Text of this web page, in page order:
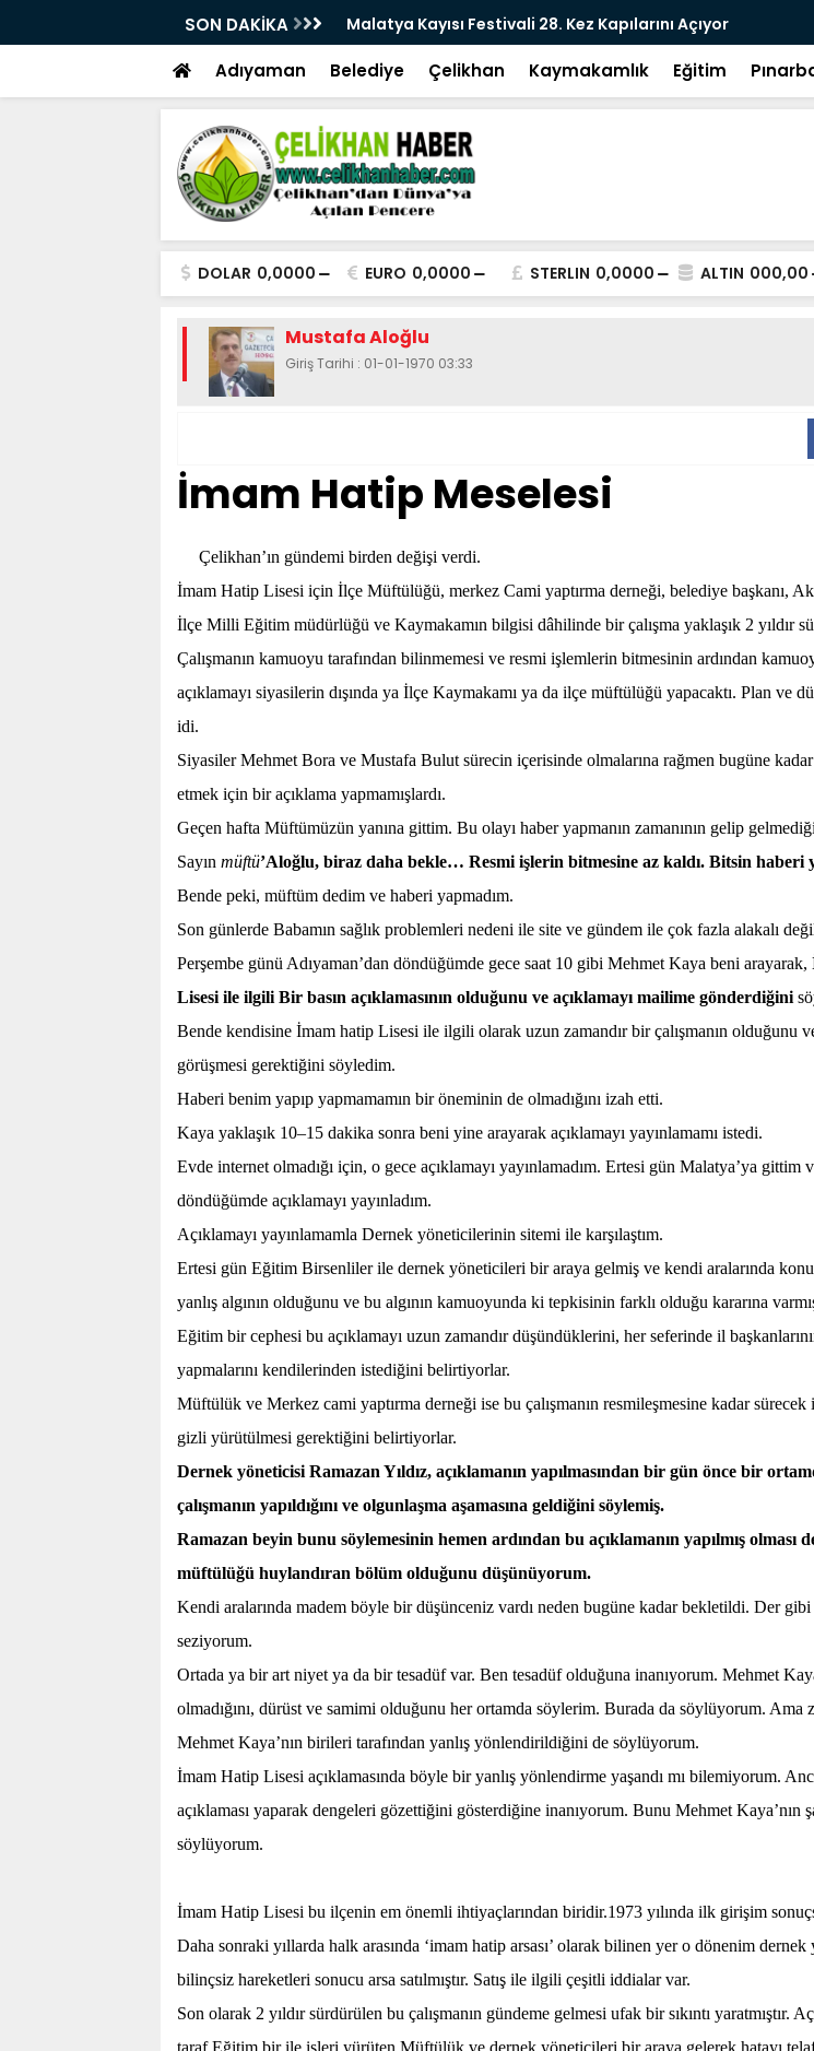
SON DAKİKA
Kez Kapılarını Açıyor Vesayetten Siyasete: DEM Parti’nin Tarihi Sınavı
Adıyaman Belediye Çelikhan Kaymakamlık Eğitim
DOLAR 0,0000 EURO 0,0000 STERLIN 0,0000 ALTIN 000,00
Mustafa Aloğlu
Giriş Tarihi : 01-01-1970 03:33
İmam Hatip Meselesi
Çelikhan’ın gündemi birden değişi verdi.
İmam Hatip Lisesi için İlçe Müftülüğü, merkez Cami yaptırma derneği, belediye başkanı,
İlçe Milli Eğitim müdürlüğü ve Kaymakamın bilgisi dâhilinde bir çalışma yaklaşık 2 yıldır
Çalışmanın kamuoyu tarafından bilinmemesi ve resmi işlemlerin bitmesinin ardından
açıklamayı siyasilerin dışında ya İlçe Kaymakamı ya da ilçe müftülüğü yapacaktı. Plan ve
idi.
Siyasiler Mehmet Bora ve Mustafa Bulut sürecin içerisinde olmalarına rağmen bugüne
etmek için bir açıklama yapmamışlardı.
Geçen hafta Müftümüzün yanına gittim. Bu olayı haber yapmanın zamanının gelip
Sayın müftü’Aloğlu, biraz daha bekle… Resmi işlerin bitmesine az kaldı. Bitsin haberi
Bende peki, müftüm dedim ve haberi yapmadım.
Son günlerde Babamın sağlık problemleri nedeni ile site ve gündem ile çok fazla alakalı
Perşembe günü Adıyaman’dan döndüğümde gece saat 10 gibi Mehmet Kaya beni arayarak,
Lisesi ile ilgili Bir basın açıklamasının olduğunu ve açıklamayı mailime gönderdiğini
Bende kendisine İmam hatip Lisesi ile ilgili olarak uzun zamandır bir çalışmanın olduğunu
görüşmesi gerektiğini söyledim.
Haberi benim yapıp yapmamamın bir öneminin de olmadığını izah etti.
Kaya yaklaşık 10–15 dakika sonra beni yine arayarak açıklamayı yayınlamamı istedi.
Evde internet olmadığı için, o gece açıklamayı yayınlamadım. Ertesi gün Malatya’ya gittim
döndüğümde açıklamayı yayınladım.
Açıklamayı yayınlamamla Dernek yöneticilerinin sitemi ile karşılaştım.
Ertesi gün Eğitim Birsenliler ile dernek yöneticileri bir araya gelmiş ve kendi aralarında
yanlış algının olduğunu ve bu algının kamuoyunda ki tepkisinin farklı olduğu kararına
Eğitim bir cephesi bu açıklamayı uzun zamandır düşündüklerini, her seferinde il
yapmalarını kendilerinden istediğini belirtiyorlar.
Müftülük ve Merkez cami yaptırma derneği ise bu çalışmanın resmileşmesine kadar
gizli yürütülmesi gerektiğini belirtiyorlar.
Dernek yöneticisi Ramazan Yıldız, açıklamanın yapılmasından bir gün önce bir
çalışmanın yapıldığını ve olgunlaşma aşamasına geldiğini söylemiş.
Ramazan beyin bunu söylemesinin hemen ardından bu açıklamanın yapılmış olması
müftülüğü huylandıran bölüm olduğunu düşünüyorum.
Kendi aralarında madem böyle bir düşünceniz vardı neden bugüne kadar bekletildi. Der
seziyorum.
Ortada ya bir art niyet ya da bir tesadüf var. Ben tesadüf olduğuna inanıyorum. Mehmet
olmadığını, dürüst ve samimi olduğunu her ortamda söylerim. Burada da söylüyorum. Ama
Mehmet Kaya’nın birileri tarafından yanlış yönlendirildiğini de söylüyorum.
İmam Hatip Lisesi açıklamasında böyle bir yanlış yönlendirme yaşandı mı bilemiyorum.
açıklaması yaparak dengeleri gözettiğini gösterdiğine inanıyorum. Bunu Mehmet Kaya’nın
söylüyorum.
İmam Hatip Lisesi bu ilçenin em önemli ihtiyaçlarından biridir.1973 yılında ilk girişim
Daha sonraki yıllarda halk arasında ‘imam hatip arsası’ olarak bilinen yer o dönenim
bilinçsiz hareketleri sonucu arsa satılmıştır. Satış ile ilgili çeşitli iddialar var.
Son olarak 2 yıldır sürdürülen bu çalışmanın gündeme gelmesi ufak bir sıkıntı yaratmıştır.
taraf Eğitim bir ile işleri yürüten Müftülük ve dernek yöneticileri bir araya gelerek hatayı